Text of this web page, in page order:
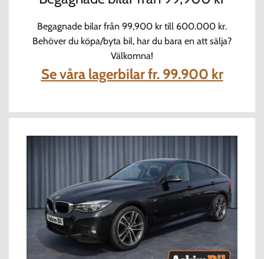
Begagnade bilar från 99,900 kr till 600.000 kr.
Behöver du köpa/byta bil, har du bara en att sälja?
Välkomna!
Se våra lagerbilar fr. 99.900 kr